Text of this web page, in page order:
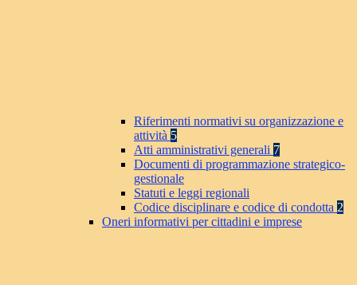
Riferimenti normativi su organizzazione e
attività 5
Atti amministrativi generali 7
Documenti di programmazione strategico-
gestionale
Statuti e leggi regionali
Codice disciplinare e codice di condotta 2
Oneri informativi per cittadini e imprese